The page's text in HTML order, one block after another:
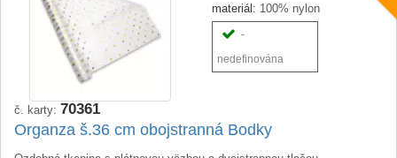
materiál: 100% nylon
-
nedefinována
č. karty: 70361
Organza š.36 cm obojstranná Bodky